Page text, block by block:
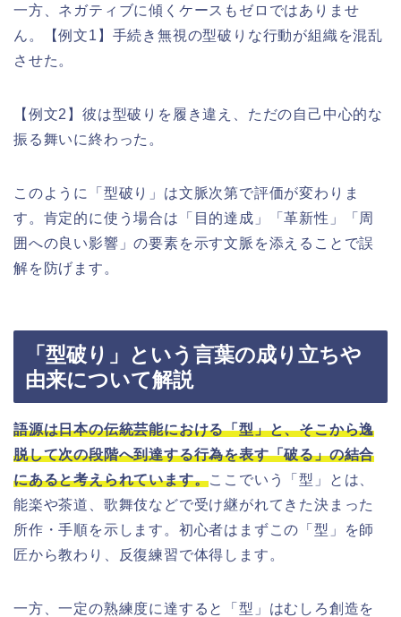
一方、ネガティブに傾くケースもゼロではありませ
ん。【例文1】手続き無視の型破りな行動が組織を混乱
させた。
【例文2】彼は型破りを履き違え、ただの自己中心的な
振る舞いに終わった。
このように「型破り」は文脈次第で評価が変わりま
す。肯定的に使う場合は「目的達成」「革新性」「周
囲への良い影響」の要素を示す文脈を添えることで誤
解を防げます。
「型破り」という言葉の成り立ちや
由来について解説
語源は日本の伝統芸能における「型」と、そこから逸
脱して次の段階へ到達する行為を表す「破る」の結合
にあると考えられています。ここでいう「型」とは、
能楽や茶道、歌舞伎などで受け継がれてきた決まった
所作・手順を示します。初心者はまずこの「型」を師
匠から教わり、反復練習で体得します。
一方、一定の熟練度に達すると「型」はむしろ創造を